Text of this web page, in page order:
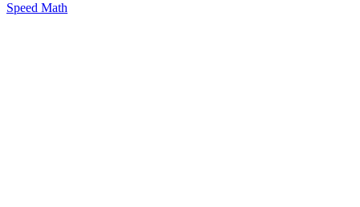
Speed Math